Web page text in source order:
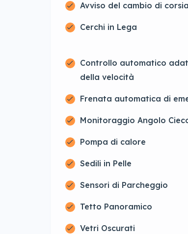
Avviso del cambio di corsia
Cerchi in Lega
Controllo automatico
della velocità
Frenata automatica di
Monitoraggio Angolo
Pompa di calore
Sedili in Pelle
Sensori di Parcheggio
Tetto Panoramico
Vetri Oscurati